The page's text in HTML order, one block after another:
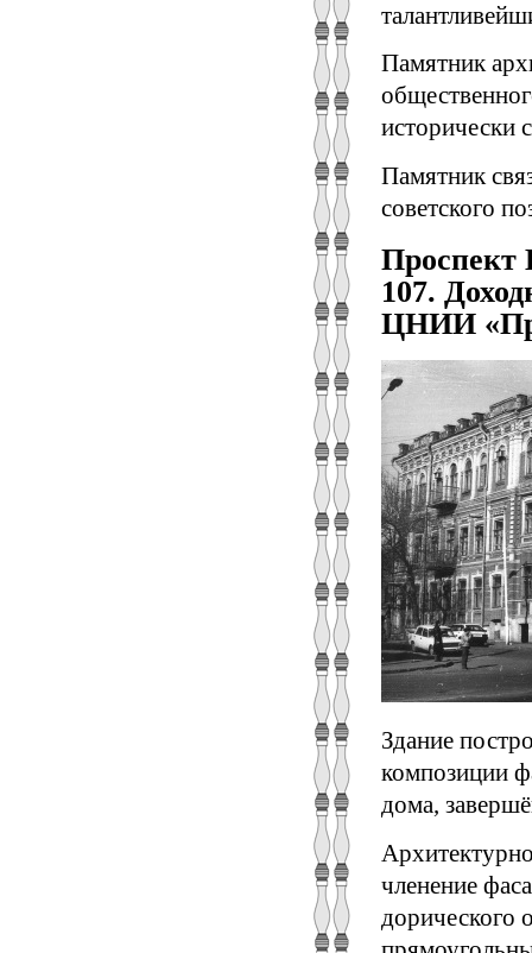
Памятник
исторически
Памятник
советского
Проспект
107.
ЦНИИ
Здание
композиции
дома,
членение
дорического